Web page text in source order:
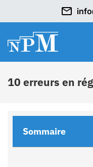
10 erreurs en
Sommaire